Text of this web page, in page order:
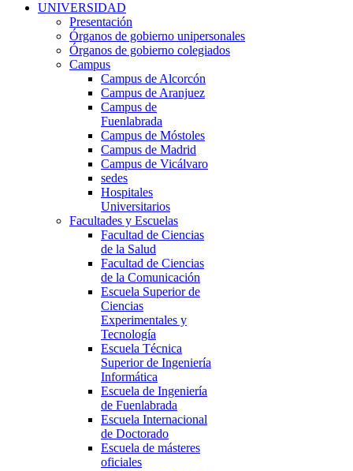
UNIVERSIDAD
Presentación
Órganos de gobierno unipersonales
Órganos de gobierno colegiados
Campus
Campus de Alcorcón
Campus de Aranjuez
Campus de
Fuenlabrada
Campus de Móstoles
Campus de Madrid
Campus de Vicálvaro
sedes
Hospitales
Universitarios
Facultades y Escuelas
Facultad de Ciencias
de la Salud
Facultad de Ciencias
de la Comunicación
Escuela Superior de
Ciencias
Experimentales y
Tecnología
Escuela Técnica
Superior de Ingeniería
Informática
Escuela de Ingeniería
de Fuenlabrada
Escuela Internacional
de Doctorado
Escuela de másteres
oficiales